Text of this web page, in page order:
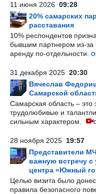
11 июня 2026 09:28
20% самарских
расставания
10% респондентов
бывшим партнером из-за
аренду по-отдельности.
31 декабря 2025 20:30
Вячеслав
Самарской
Самарская область – это
трудолюбивые и
сильным характером.
28 ноября 2025 19:57
Представители
важную встречу с
центра «Южный
Целью визита было
правила безопасного